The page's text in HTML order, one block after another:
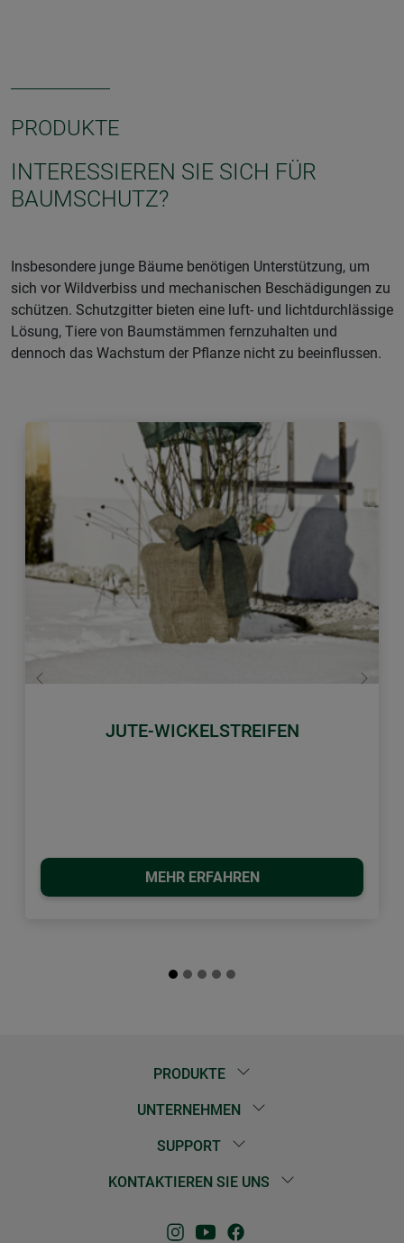
PRODUKTE
INTERESSIEREN SIE SICH FÜR
BAUMSCHUTZ?
Insbesondere junge Bäume benötigen Unterstützung, um
sich vor Wildverbiss und mechanischen Beschädigungen zu
schützen. Schutzgitter bieten eine luft- und lichtdurchlässige
Lösung, Tiere von Baumstämmen fernzuhalten und
dennoch das Wachstum der Pflanze nicht zu beeinflussen.
JUTE-WICKELSTREIFEN
MEHR ERFAHREN
Zurück Weiter
PRODUKTE
UNTERNEHMEN
SUPPORT
KONTAKTIEREN SIE UNS